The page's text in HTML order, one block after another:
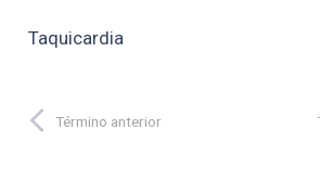
Taquicardia
Término anterior